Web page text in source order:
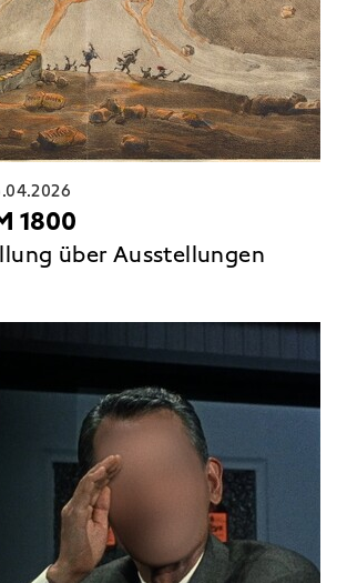
1800
über Ausstellungen